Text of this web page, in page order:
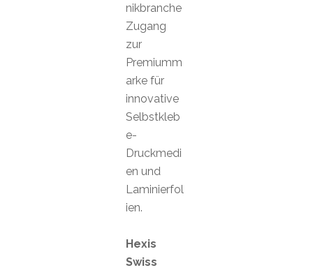
nikbranche
Zugang
zur
Premiumm
arke für
innovative
Selbstkleb
e-
Druckmedi
en und
Laminierfol
ien.
Hexis
Swiss